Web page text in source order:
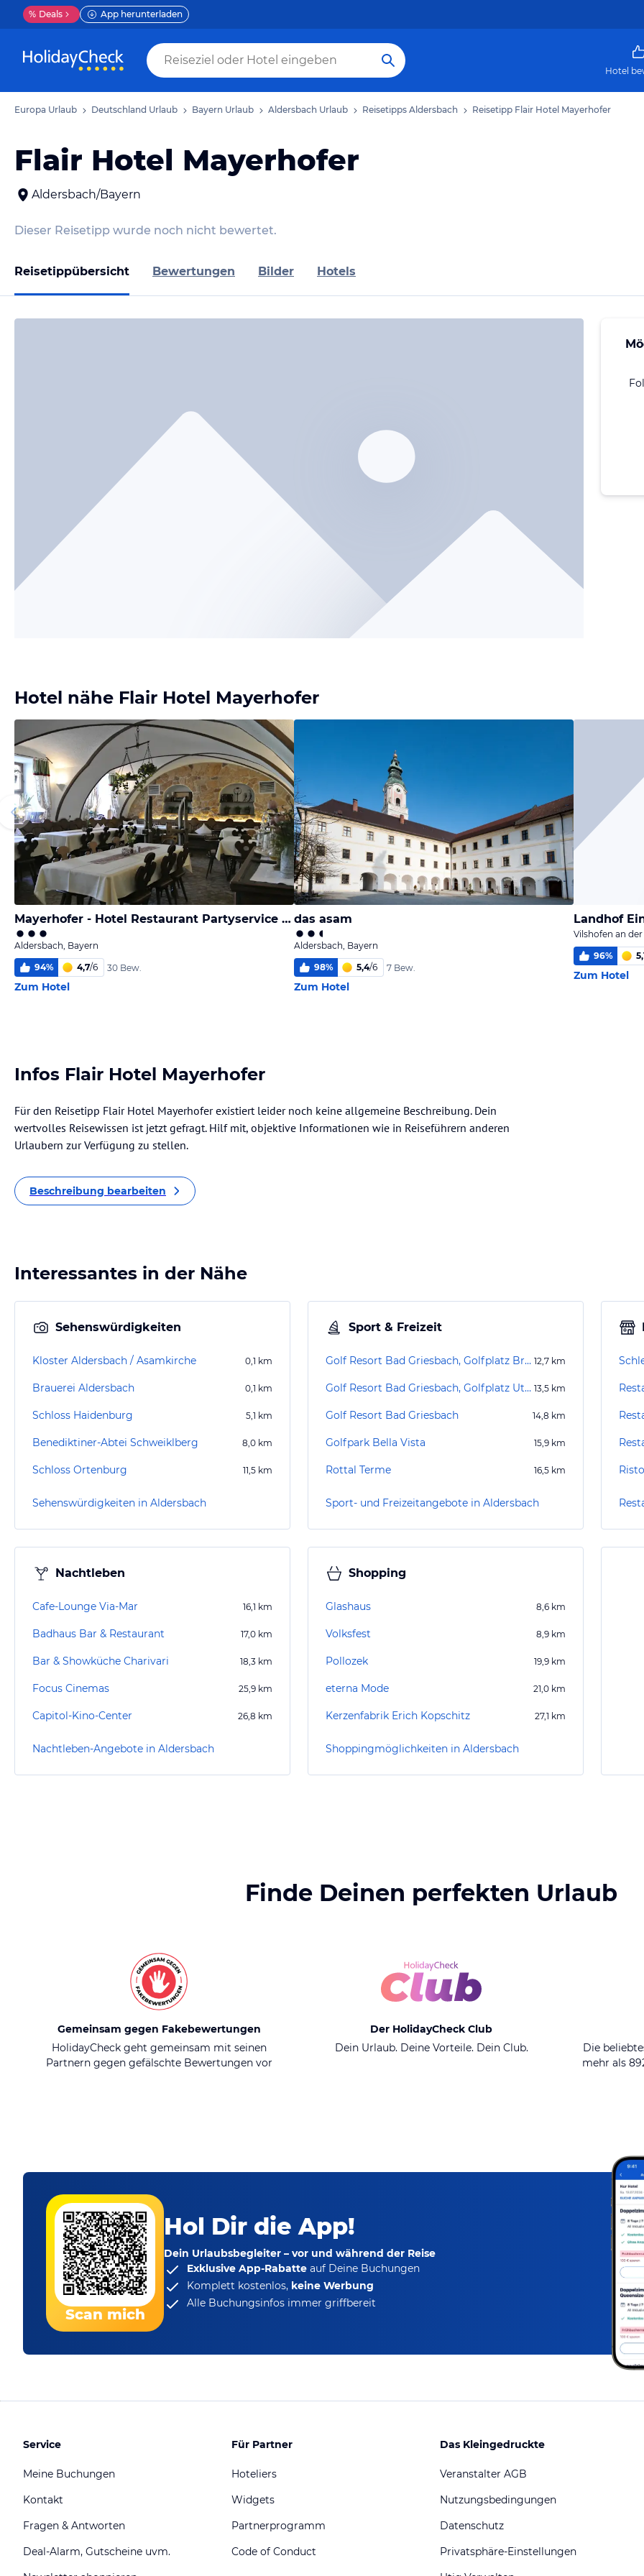
% Deals App herunterladen
Hotel
Europa Urlaub Deutschland Urlaub Bayern Urlaub Aldersbach Urlaub Reisetipps Aldersbach Reisetipp Flair Hotel Mayerhofer
Flair Hotel Mayerhofer
Aldersbach/Bayern
Dieser Reisetipp wurde noch nicht bewertet.
Reisetippübersicht Bewertungen Bilder Hotels
Hotel nähe Flair Hotel Mayerhofer
Mayerhofer - Hotel Restaurant Partyservice Tagung
Aldersbach, Bayern
94% 4,7/6 30 Bew.
Zum Hotel
das asam
Aldersbach, Bayern
98% 5,4/6 7 Bew.
Zum Hotel
Landhof
Vilshofen an
96%
Zum Hotel
Infos Flair Hotel Mayerhofer
Für den Reisetipp Flair Hotel Mayerhofer existiert leider noch keine allgemeine Beschreibung. Dein
wertvolles Reisewissen ist jetzt gefragt. Hilf mit, objektive Informationen wie in Reiseführern anderen
Urlaubern zur Verfügung zu stellen.
Beschreibung bearbeiten
Interessantes in der Nähe
Sehenswürdigkeiten
Kloster Aldersbach / Asamkirche 0,1 km
Brauerei Aldersbach 0,1 km
Schloss Haidenburg 5,1 km
Benediktiner-Abtei Schweiklberg 8,0 km
Schloss Ortenburg 11,5 km
Sehenswürdigkeiten in Aldersbach
Sport & Freizeit
Golf Resort Bad Griesbach, Golfplatz Brunnwies 12,7 km
Golf Resort Bad Griesbach, Golfplatz Uttlau 13,5 km
Golf Resort Bad Griesbach 14,8 km
Golfpark Bella Vista 15,9 km
Rottal Terme 16,5 km
Sport- und Freizeitangebote in Aldersbach
Nachtleben
Cafe-Lounge Via-Mar 16,1 km
Badhaus Bar & Restaurant 17,0 km
Bar & Showküche Charivari 18,3 km
Focus Cinemas 25,9 km
Capitol-Kino-Center 26,8 km
Nachtleben-Angebote in Aldersbach
Shopping
Glashaus 8,6 km
Volksfest 8,9 km
Pollozek 19,9 km
eterna Mode 21,0 km
Kerzenfabrik Erich Kopschitz 27,1 km
Shoppingmöglichkeiten in Aldersbach
Finde Deinen perfekten Urlaub
Gemeinsam gegen Fakebewertungen
HolidayCheck geht gemeinsam mit seinen
Partnern gegen gefälschte Bewertungen vor
Der HolidayCheck Club
Dein Urlaub. Deine Vorteile. Dein Club.
Die
mehr als
Scan mich
Hol Dir die App!
Dein Urlaubsbegleiter – vor und während der Reise
Exklusive App-Rabatte auf Deine Buchungen
Komplett kostenlos, keine Werbung
Alle Buchungsinfos immer griffbereit
Service
Meine Buchungen
Kontakt
Fragen & Antworten
Deal-Alarm, Gutscheine uvm.
Für Partner
Hoteliers
Widgets
Partnerprogramm
Code of Conduct
Das Kleingedruckte
Veranstalter AGB
Nutzungsbedingungen
Datenschutz
Privatsphäre-Einstellungen